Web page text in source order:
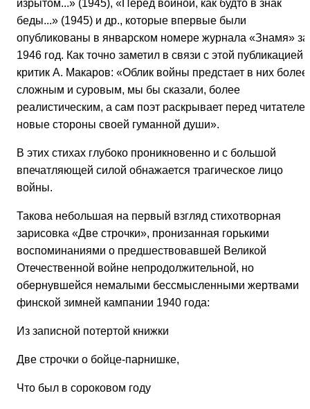
изрытом...» (1945), «Перед войной, как будто в знак
беды...» (1945) и др., которые впервые были
опубликованы в январском номере журнала «Знамя» за
1946 год. Как точно заметил в связи с этой публикацией
критик А. Макаров: «Облик войны предстает в них более
сложным и суровым, мы бы сказали, более
реалистическим, а сам поэт раскрывает перед
новые стороны своей гуманной души».
В этих стихах глубоко проникновенно и с большой
впечатляющей силой обнажается трагическое лицо
войны.
Такова небольшая на первый взгляд стихотворная
зарисовка «Две строчки», пронизанная горькими
воспоминаниями о предшествовавшей Великой
Отечественной войне непродолжительной, но
обернувшейся немалыми бессмысленными жертвами
финской зимней кампании 1940 года:
Из записной потертой книжки
Две строчки о бойце-парнишке,
Что был в сороковом году